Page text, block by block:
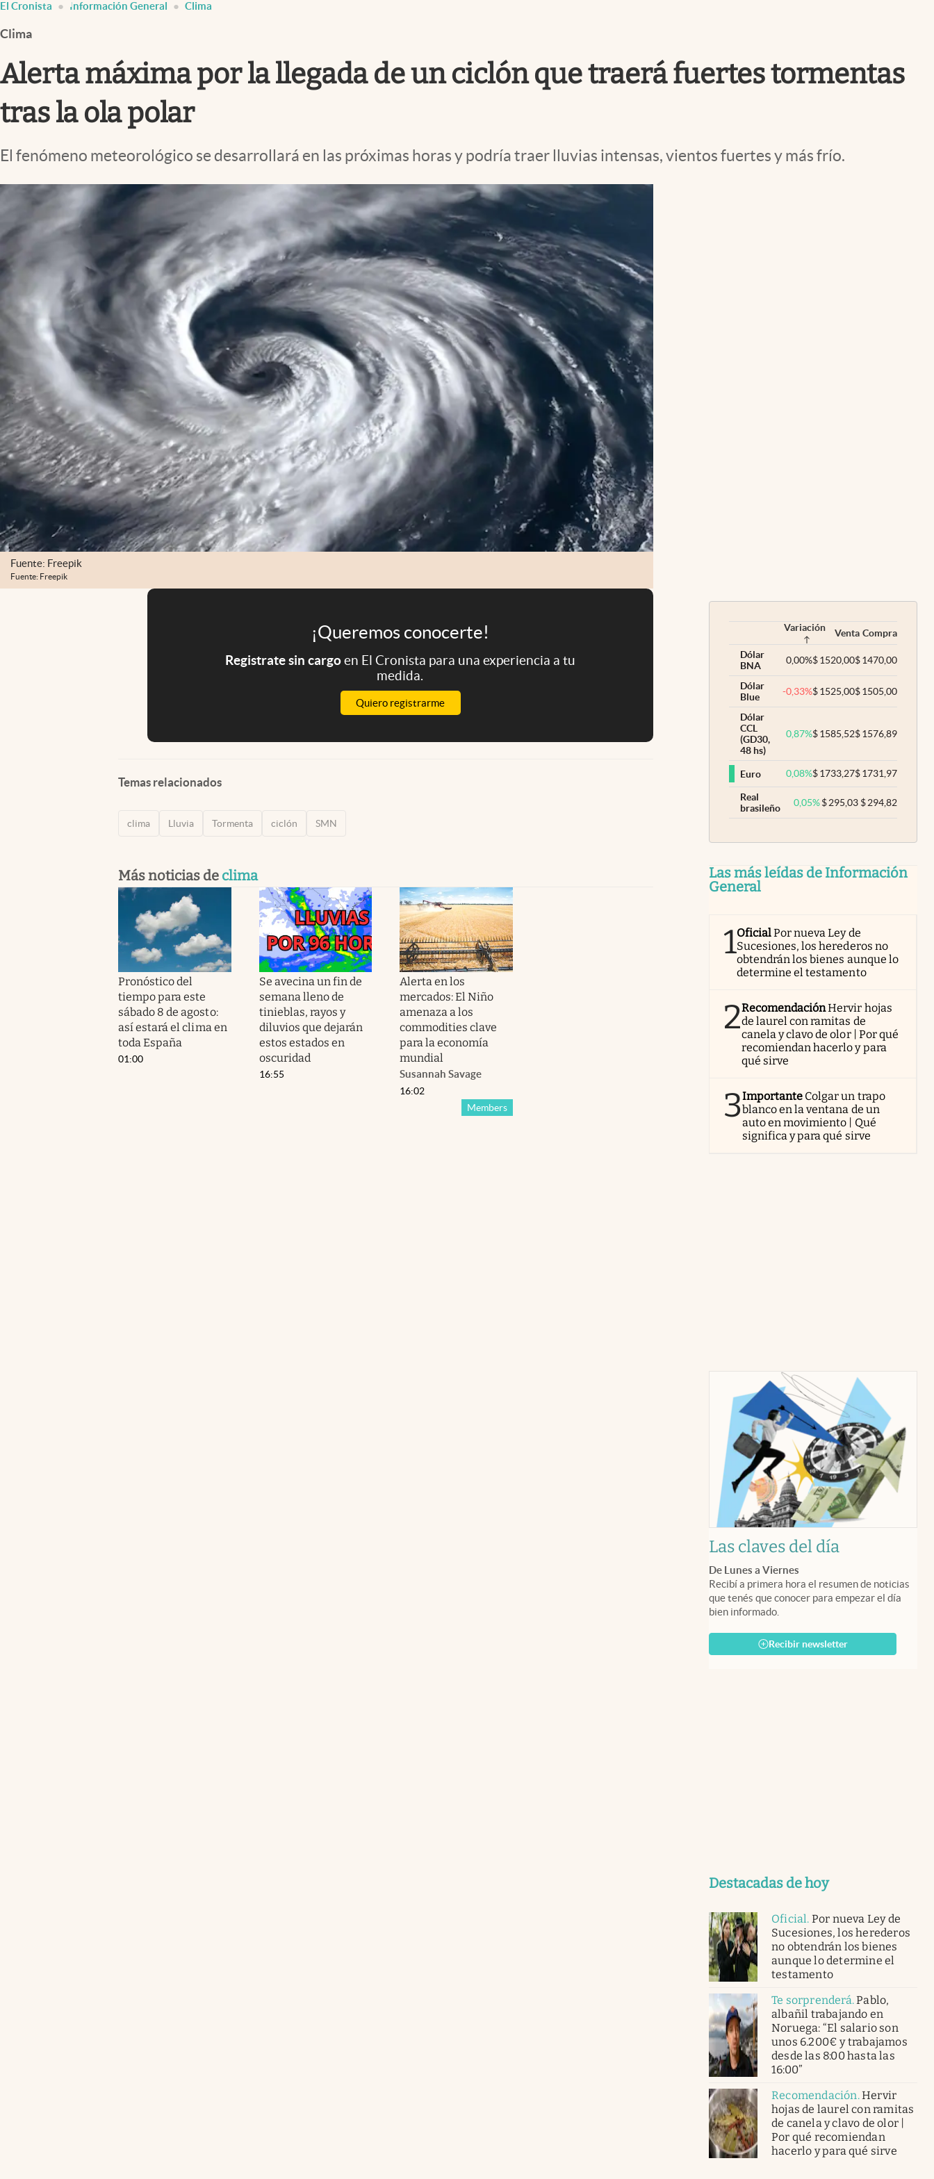
Infotechnology
Clase
Clima
Mundial 2026
Eventos Corporativos
abre en nueva pestaña
El Cronista Información General Clima
Clima
Alerta máxima por la llegada de un ciclón que traerá fuertes tormentas
tras la ola polar
El fenómeno meteorológico se desarrollará en las próximas horas y podría traer lluvias intensas, vientos fuertes y más frío.
Fuente: Freepik
Fuente: Freepik
¡Queremos conocerte!
Registrate sin cargoen El Cronista para una experiencia a tu
medida.
Quiero registrarme
Temas relacionados
clima Lluvia Tormenta ciclón SMN
Más noticias de clima
Pronóstico del
tiempo para este
sábado 8 de agosto:
así estará el clima en
toda España
01:00
Se avecina un fin de
semana lleno de
tinieblas, rayos y
diluvios que dejarán
estos estados en
oscuridad
16:55
Alerta en los
mercados: El Niño
amenaza a los
commodities clave
para la economía
mundial
Susannah Savage
Members
16:02
Variación Venta Compra
Dólar
BNA
0,00%$1520,00$1470,00
Dólar
Blue
-0,33%$1525,00$1505,00
Dólar
CCL
(GD30,
48 hs)
0,87%$1585,52$1576,89
Euro 0,08%$1733,27$1731,97
Real
brasileño
0,05% $295,03 $294,82
Las más leídas de Información
General
1OficialPor nueva Ley de
Sucesiones, los herederos no
obtendrán los bienes aunque lo
determine el testamento
2RecomendaciónHervir hojas
de laurel con ramitas de
canela y clavo de olor | Por qué
recomiendan hacerlo y para
qué sirve
3Importante Colgar un trapo
blanco en la ventana de un
auto en movimiento | Qué
significa y para qué sirve
Las claves del día
De Lunes a Viernes
Recibí a primera hora el resumen de noticias
que tenés que conocer para empezar el día
bien informado.
Recibir newsletter
Destacadas de hoy
Oficial. Por nueva Ley de
Sucesiones, los herederos
no obtendrán los bienes
aunque lo determine el
testamento
Te sorprenderá.Pablo,
albañil trabajando en
Noruega: “El salario son
unos 6.200€ y trabajamos
desde las 8:00 hasta las
16:00”
Recomendación.Hervir
hojas de laurel con ramitas
de canela y clavo de olor |
Por qué recomiendan
hacerlo y para qué sirve